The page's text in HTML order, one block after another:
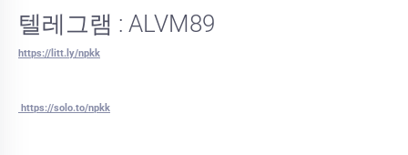
텔레그램 : ALVM89
https://litt.ly/npkk
https://solo.to/npkk